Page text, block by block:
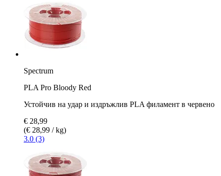
Spectrum
PLA Pro Bloody Red
Устойчив на удар и издръжлив PLA филамент в червено
€ 28,99
(€ 28,99 / kg)
3.0 (3)